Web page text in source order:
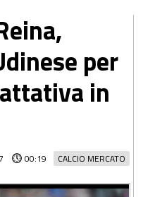
per
in
CALCIO MERCATO
00:19